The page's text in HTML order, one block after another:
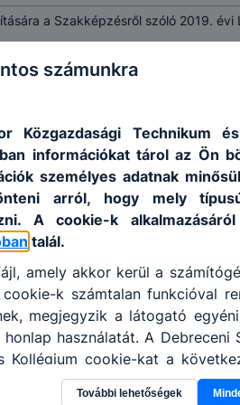
a Szakképzésről szóló 2019.
matematika és angol nyelv vagy
az elbírálás alapján értesített
az intézményvezető véleménye
24. napjától tölthető be
e-mail címre vagy
és Kollégium címére
adatbázisban szereplő
matematika-informatika
számunkra
Közgazdasági Technikum
információkat tárol az Ön
személyes adatnak
arról, hogy mely
A cookie-k
talál.
amely akkor kerül a
k számtalan funkcióval
megjegyzik a látogató
használatát. A Debreceni
Kollégium cookie-kat a
kapcsolatban, hogyan
További lehetőségek